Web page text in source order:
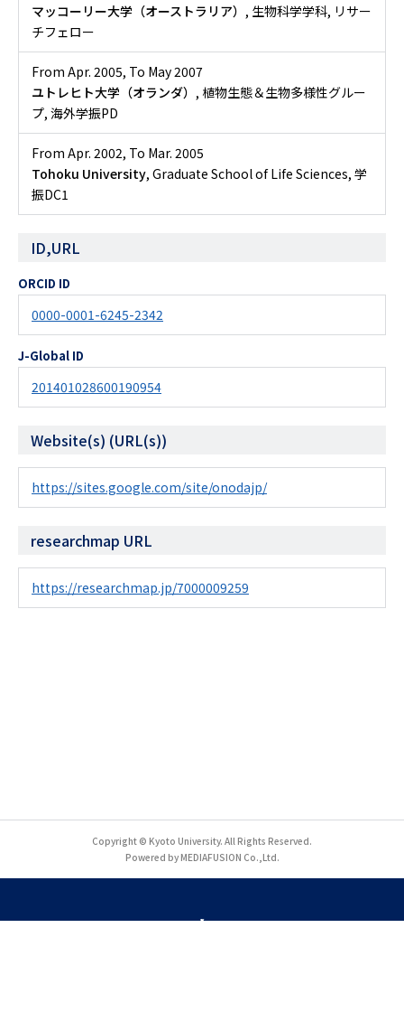
マッコーリー大学（オーストラリア） , 生物科学学科, リサー
チフェロー
From Apr. 2005, To May 2007
ユトレヒト大学（オランダ） , 植物生態＆生物多様性グルー
プ, 海外学振PD
From Apr. 2002, To Mar. 2005
Tohoku University, Graduate School of Life Sciences, 学
振DC1
ID,URL
ORCID ID
0000-0001-6245-2342
J-Global ID
201401028600190954
Website(s) (URL(s))
https://sites.google.com/site/onodajp/
researchmap URL
https://researchmap.jp/7000009259
Copyright © Kyoto University. All Rights Reserved.
Powered by MEDIAFUSION Co.,Ltd.